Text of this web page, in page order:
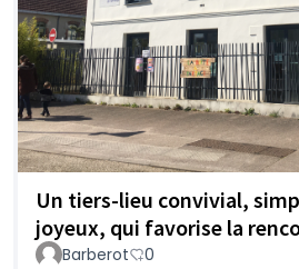
Un tiers-lieu convivial,
joyeux, qui favorise la
Barberot 0